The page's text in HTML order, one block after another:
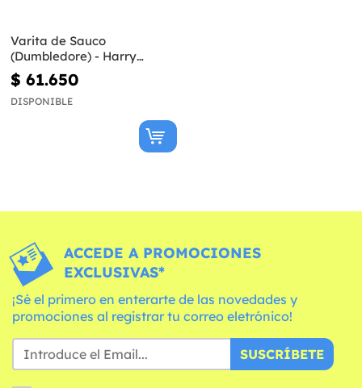
Varita de Sauco
(Dumbledore) - Harry
Potter
$ 61.650
DISPONIBLE
ACCEDE A PROMOCIONES
EXCLUSIVAS*
¡Sé el primero en enterarte de las novedades y
promociones al registrar tu correo eletrónico!
SUSCRÍBETE